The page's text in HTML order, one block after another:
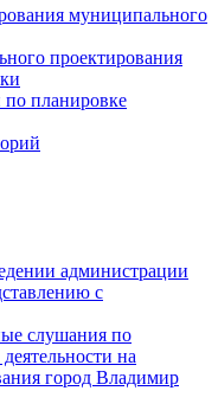
муниципального
проектирования
по планировке
администрации
с
слушания по
на
город Владимир